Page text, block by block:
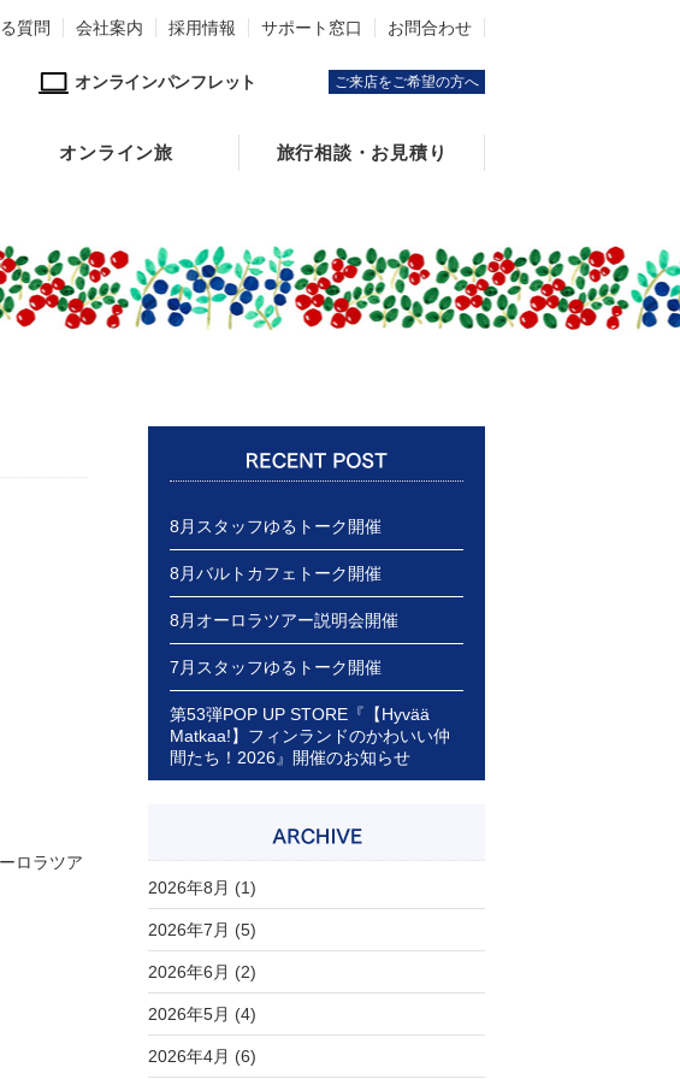
質問 会社案内 採用情報 サポート窓口 お問合わせ
オンラインパンフレット ご来店をご希望の方へ
オンライン旅 旅行相談・お見積り
ロラツア
8月スタッフゆるトーク開催
8月バルトカフェトーク開催
8月オーロラツアー説明会開催
7月スタッフゆるトーク開催
第53弾POP UP STORE『【Hyvää
Matkaa!】フィンランドのかわいい仲
間たち！2026』開催のお知らせ
2026年8月 (1)
2026年7月 (5)
2026年6月 (2)
2026年5月 (4)
2026年4月 (6)